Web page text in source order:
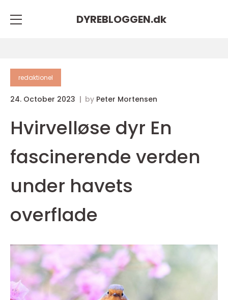
DYREBLOGGEN.dk
redaktionel
24. October 2023 by Peter Mortensen
Hvirvelløse dyr En
fascinerende verden
under havets
overflade